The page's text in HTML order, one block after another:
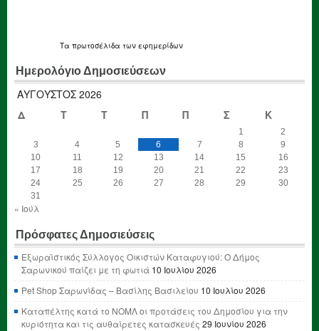
Τα πρωτοσέλιδα των εφημερίδων
Ημερολόγιο Δημοσιεύσεων
ΑΎΓΟΥΣΤΟΣ 2026
Δ
Τ Τ Π Π Σ Κ
1
2
3
4 5 6 7 8
9
10
11 12 13 14 15
16
17
18 19 20 21 22
23
24
25 26 27 28 29
30
31
« Ιούλ
Πρόσφατες Δημοσιεύσεις
Εξωραϊστικός Σύλλογος Οικιστών Καταφυγιού: Ο Δήμος
Σαρωνικού παίζει με τη φωτιά 10 Ιουλίου 2026
Pet Shop Σαρωνίδας – Βασίλης Βασιλείου 10 Ιουλίου 2026
Καταπέλτης κατά το ΝΟΜΛ οι προτάσεις του Δημοσίου για την
κυριότητα και τις αυθαίρετες κατασκευές 29 Ιουνίου 2026